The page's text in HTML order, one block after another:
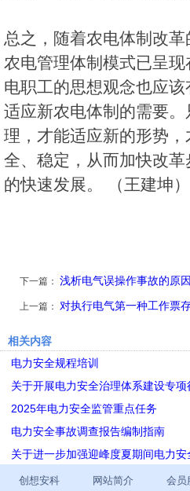
总之，随着农电体制改
农电管理体制模式已呈
电职工的思想观念也应
适应新农电体制的需要
理，才能适应新的形势
全、稳定，从而加快改
的快速发展。 （王建坤）
下一篇： 浅析电气误操作事故的原
上一篇： 对执行电气第一种工作票
相关内容
电力安全规程培训
关于开展电力安全治理体系建设专项
2025年电力安全监管重点任务
电力安全事故调查报告编制指南
关于进一步加强迎峰度夏期间电力
创想安科 网站简介 会员